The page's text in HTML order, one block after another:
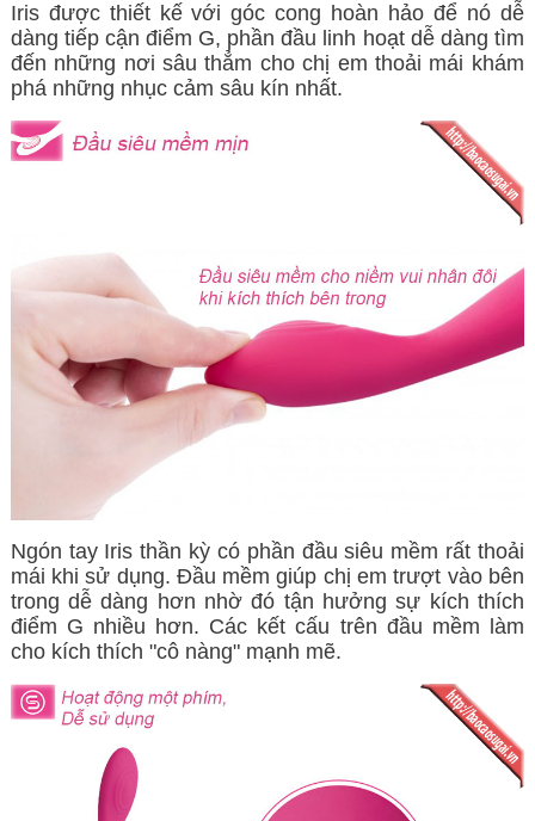
Iris được thiết kế với góc cong hoàn hảo để nó dễ
dàng tiếp cận điểm G, phần đầu linh hoạt dễ dàng tìm
đến những nơi sâu thẳm cho chị em thoải mái khám
phá những nhục cảm sâu kín nhất.
Ngón tay Iris thần kỳ có phần đầu siêu mềm rất thoải
mái khi sử dụng. Đầu mềm giúp chị em trượt vào bên
trong dễ dàng hơn nhờ đó tận hưởng sự kích thích
điểm G nhiều hơn. Các kết cấu trên đầu mềm làm
cho kích thích "cô nàng" mạnh mẽ.